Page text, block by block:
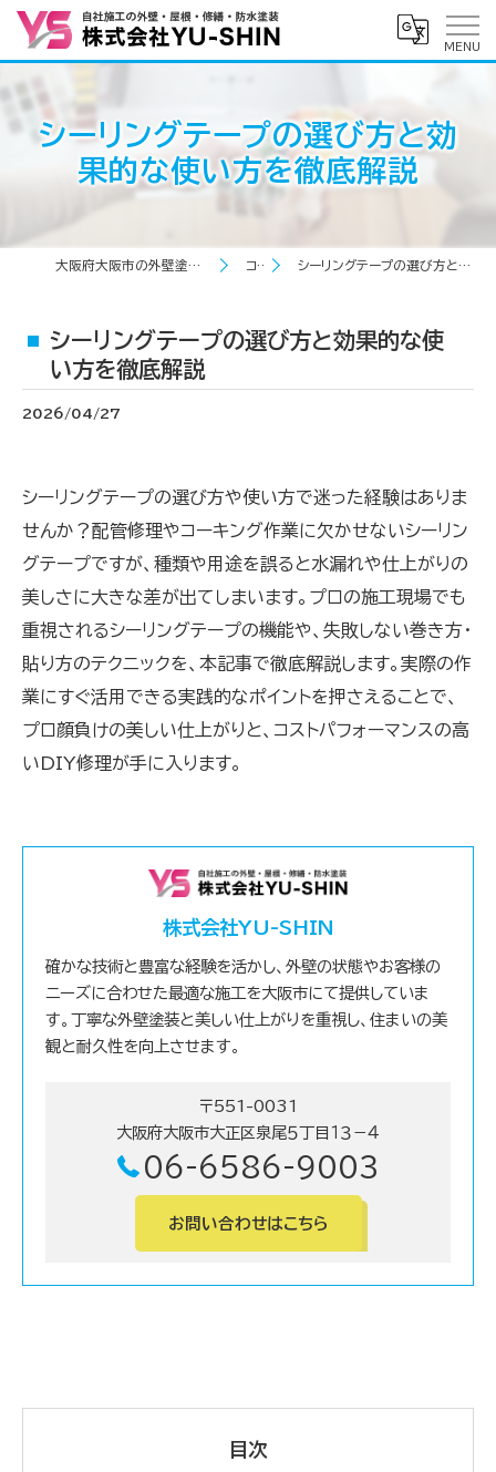
シーリングテープの選び方と効
果的な使い方を徹底解説
大阪府大阪市の外壁塗装なら株式会社YU-SHIN コラム シーリングテープの選び方と効果的な使い方を徹底解説
シーリングテープの選び方と効果的な使
い方を徹底解説
2026/04/27
シーリングテープの選び方や使い方で迷った経験はありま
せんか？配管修理やコーキング作業に欠かせないシーリン
グテープですが、種類や用途を誤ると水漏れや仕上がりの
美しさに大きな差が出てしまいます。プロの施工現場でも
重視されるシーリングテープの機能や、失敗しない巻き方・
貼り方のテクニックを、本記事で徹底解説します。実際の作
業にすぐ活用できる実践的なポイントを押さえることで、
プロ顔負けの美しい仕上がりと、コストパフォーマンスの高
いDIY修理が手に入ります。
株式会社YU-SHIN
確かな技術と豊富な経験を活かし、外壁の状態やお客様の
ニーズに合わせた最適な施工を大阪市にて提供していま
す。丁寧な外壁塗装と美しい仕上がりを重視し、住まいの美
観と耐久性を向上させます。
〒551-0031
大阪府大阪市大正区泉尾５丁目１３－４
06-6586-9003
お問い合わせはこちら
目次